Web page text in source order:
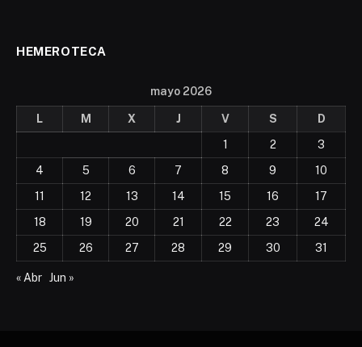
Según un comunicado de la entidad, al promediar las
18:25 horas del martes,